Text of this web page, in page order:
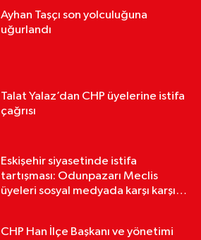
Ayhan Taşçı son yolculuğuna
uğurlandı
Talat Yalaz’dan CHP üyelerine istifa
çağrısı
Eskişehir siyasetinde istifa
tartışması: Odunpazarı Meclis
üyeleri sosyal medyada karşı karşıya
CHP Han İlçe Başkanı ve yönetimi